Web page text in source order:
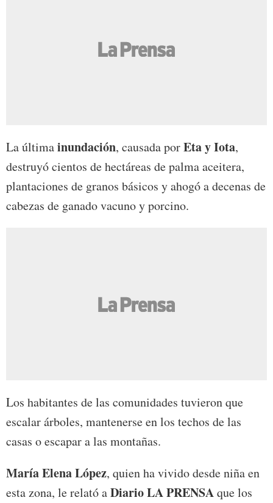
La últimainundación, causada porEta y Iota,
destruyó cientos de hectáreas de palma aceitera,
plantaciones de granos básicos y ahogó a decenas de
cabezas de ganado vacuno y porcino.
Los habitantes de las comunidades tuvieron que
escalar árboles, mantenerse en los techos de las
casas o escapar a las montañas.
María Elena López, quien ha vivido desde niña en
esta zona, le relató aDiario LA PRENSAque los